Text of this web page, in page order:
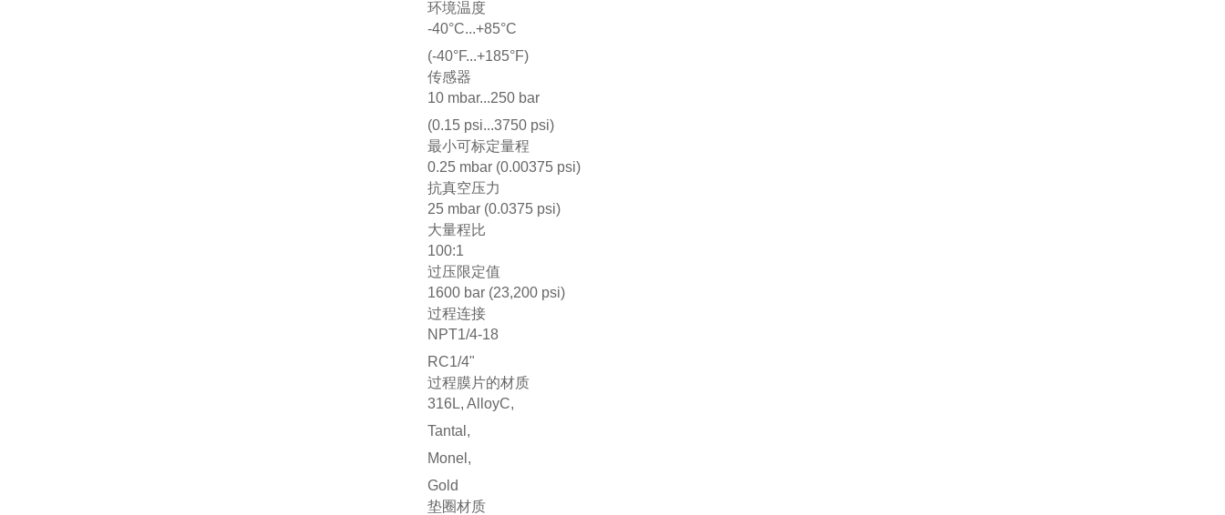
环境温度
-40°C...+85°C
(-40°F...+185°F)
传感器
10 mbar...250 bar
(0.15 psi...3750 psi)
最小可标定量程
0.25 mbar (0.00375 psi)
抗真空压力
25 mbar (0.0375 psi)
大量程比
100:1
过压限定值
1600 bar (23,200 psi)
过程连接
NPT1/4-18
RC1/4"
过程膜片的材质
316L, AlloyC,
Tantal,
Monel,
Gold
垫圈材质